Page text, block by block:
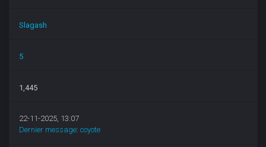
Slagash
5
1,445
22-11-2025, 13:07
Dernier message:coyote